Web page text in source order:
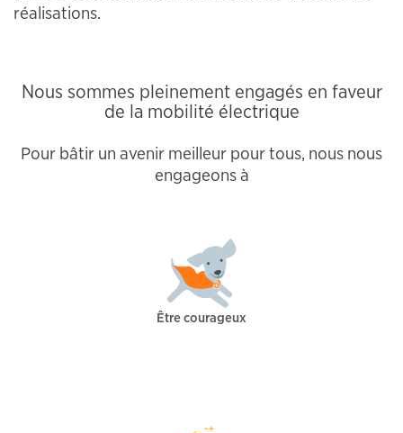
réalisations.
Nous sommes pleinement engagés en faveur
de la mobilité électrique
Pour bâtir un avenir meilleur pour tous, nous nous
engageons à
Être courageux